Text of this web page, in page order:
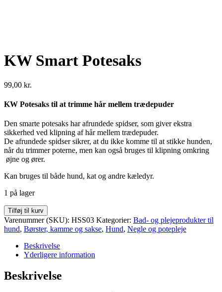
KW Smart Potesaks
99,00 kr.
KW Potesaks til at trimme hår mellem trædepuder
Den smarte potesaks har afrundede spidser, som giver ekstra
sikkerhed ved klipning af hår mellem trædepuder.
De afrundede spidser sikrer, at du ikke komme til at stikke hunden,
når du trimmer poterne, men kan også bruges til klipning omkring
øjne og ører.
Kan bruges til både hund, kat og andre kæledyr.
1 på lager
KW
Smart
Potesaks
Tilføj til kurv
Varenummer (SKU): HSS03 Kategorier: Bad- og plejeprodukter til
hund, Børster, kamme og sakse, Hund, Negle og potepleje
Beskrivelse
Yderligere information
Beskrivelse